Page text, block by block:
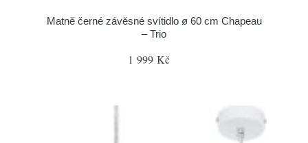
Matně černé závěsné svítidlo ø 60 cm Chapeau
– Trio
1 999 Kč